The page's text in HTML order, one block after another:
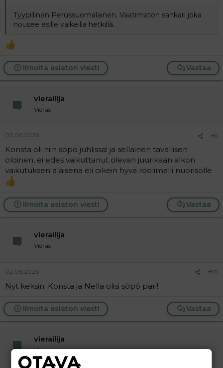
Tyypillinen Perussuomalainen. Vaatimaton sankari joka
nousee esille vaikeilla hetkillä.
Vastaa
Ilmoita asiaton viesti
vierailija
Vieras
02.06.2026 #9
Konsta oli niin söpö juhlissa! ja sellainen tavallisen
oloinen, ei edes vaikuttanut olevan juurikaan alkon
vaikutuksen alaisena eli oikein hyvä roolimalli nuorisolle
Vastaa
Ilmoita asiaton viesti
vierailija
Vieras
02.06.2026 #10
Nyt keksin: Konsta ja Nella olisi söpö pari!
Vastaa
Ilmoita asiaton viesti
vierailija
Vieras